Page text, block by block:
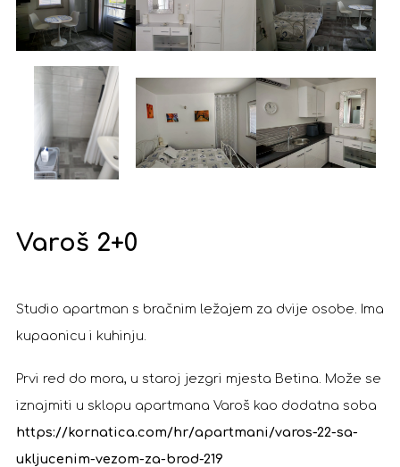
Varoš 2+0
Studio apartman s bračnim ležajem za dvije osobe. Ima
kupaonicu i kuhinju.
Prvi red do mora, u staroj jezgri mjesta Betina. Može se
iznajmiti u sklopu apartmana Varoš kao dodatna soba
https://kornatica.com/hr/apartmani/varos-22-sa-
ukljucenim-vezom-za-brod-219